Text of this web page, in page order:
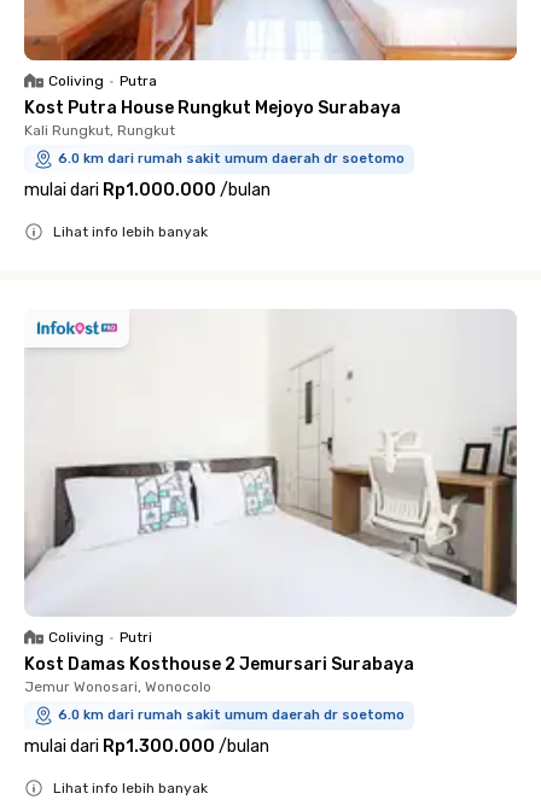
Coliving • Putra
Kost Putra House Rungkut Mejoyo Surabaya
Kali Rungkut, Rungkut
6.0 km dari rumah sakit umum daerah dr soetomo
mulai dari Rp1.000.000 /bulan
Lihat info lebih banyak
Coliving • Putri
Kost Damas Kosthouse 2 Jemursari Surabaya
Jemur Wonosari, Wonocolo
6.0 km dari rumah sakit umum daerah dr soetomo
mulai dari Rp1.300.000 /bulan
Lihat info lebih banyak